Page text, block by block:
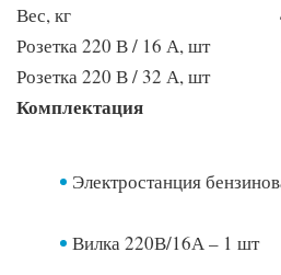
Вес, кг
Розетка 220 В / 16 А, шт
Розетка 220 В / 32 А, шт
Комплектация
Электростанция
Вилка 220В/16А – 1 шт